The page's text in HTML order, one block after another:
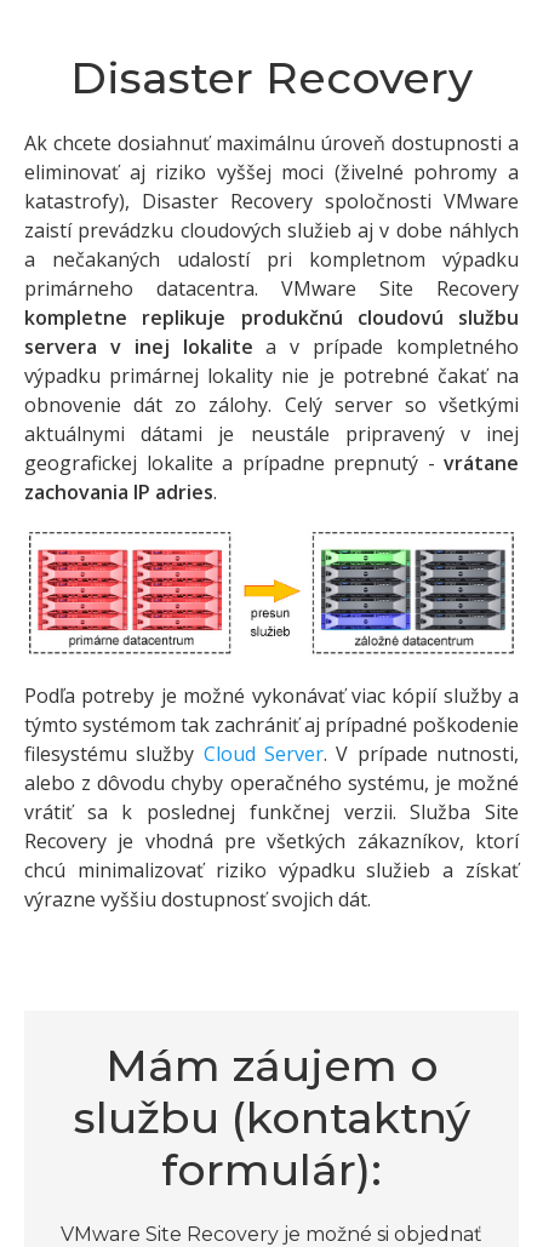
Disaster Recovery
Ak chcete dosiahnuť maximálnu úroveň dostupnosti a
eliminovať aj riziko vyššej moci (živelné pohromy a
katastrofy), Disaster Recovery spoločnosti VMware
zaistí prevádzku cloudových služieb aj v dobe náhlych
a nečakaných udalostí pri kompletnom výpadku
primárneho datacentra. VMware Site Recovery
kompletne replikuje produkčnú cloudovú službu
servera v inej lokalite a v prípade kompletného
výpadku primárnej lokality nie je potrebné čakať na
obnovenie dát zo zálohy. Celý server so všetkými
aktuálnymi dátami je neustále pripravený v inej
geografickej lokalite a prípadne prepnutý - vrátane
zachovania IP adries.
Podľa potreby je možné vykonávať viac kópií služby a
týmto systémom tak zachrániť aj prípadné poškodenie
filesystému služby Cloud Server. V prípade nutnosti,
alebo z dôvodu chyby operačného systému, je možné
vrátiť sa k poslednej funkčnej verzii. Služba Site
Recovery je vhodná pre všetkých zákazníkov, ktorí
chcú minimalizovať riziko výpadku služieb a získať
výrazne vyššiu dostupnosť svojich dát.
Mám záujem o
službu (kontaktný
formulár):
VMware Site Recovery je možné si objednať